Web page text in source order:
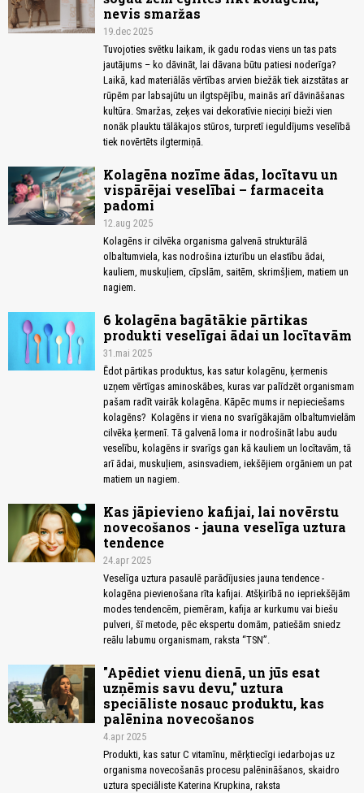
nevis smaržas
19.dec 2025
Tuvojoties svētku laikam, ik gadu rodas viens un tas pats
jautājums – ko dāvināt, lai dāvana būtu patiesi noderīga?
Laikā, kad materiālās vērtības arvien biežāk tiek aizstātas ar
rūpēm par labsajūtu un ilgtspējību, mainās arī dāvināšanas
kultūra. Smaržas, zeķes vai dekoratīvie nieciņi bieži vien
nonāk plauktu tālākajos stūros, turpretī ieguldījums veselībā
tiek novērtēts ilgtermiņā.
Kolagēna nozīme ādas, locītavu un
vispārējai veselībai – farmaceita
padomi
12.aug 2025
Kolagēns ir cilvēka organisma galvenā strukturālā
olbaltumviela, kas nodrošina izturību un elastību ādai,
kauliem, muskuļiem, cīpslām, saitēm, skrimšļiem, matiem un
nagiem.
6 kolagēna bagātākie pārtikas
produkti veselīgai ādai un locītavām
31.mai 2025
Ēdot pārtikas produktus, kas satur kolagēnu, ķermenis
uzņem vērtīgas aminoskābes, kuras var palīdzēt organismam
pašam radīt vairāk kolagēna. Kāpēc mums ir nepieciešams
kolagēns? Kolagēns ir viena no svarīgākajām olbaltumvielām
cilvēka ķermenī. Tā galvenā loma ir nodrošināt labu audu
veselību, kolagēns ir svarīgs gan kā kauliem un locītavām, tā
arī ādai, muskuļiem, asinsvadiem, iekšējiem orgāniem un pat
matiem un nagiem.
Kas jāpievieno kafijai, lai novērstu
novecošanos - jauna veselīga uztura
tendence
24.apr 2025
Veselīga uztura pasaulē parādījusies jauna tendence -
kolagēna pievienošana rīta kafijai. Atšķirībā no iepriekšējām
modes tendencēm, piemēram, kafija ar kurkumu vai biešu
pulveri, šī metode, pēc ekspertu domām, patiešām sniedz
reālu labumu organismam, raksta “TSN”.
"Apēdiet vienu dienā, un jūs esat
uzņēmis savu devu," uztura
speciāliste nosauc produktu, kas
palēnina novecošanos
4.apr 2025
Produkti, kas satur C vitamīnu, mērķtiecīgi iedarbojas uz
organisma novecošanās procesu palēnināšanos, skaidro
uztura speciāliste Katerina Krupkina, raksta